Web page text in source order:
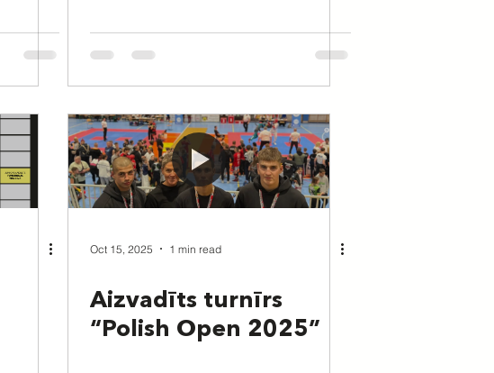
Oct 15, 2025 1 min read
Aizvadīts turnīrs
“Polish Open 2025”